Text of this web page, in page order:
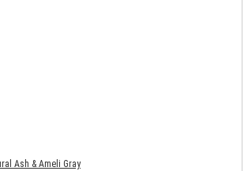
Ash & Ameli Gray